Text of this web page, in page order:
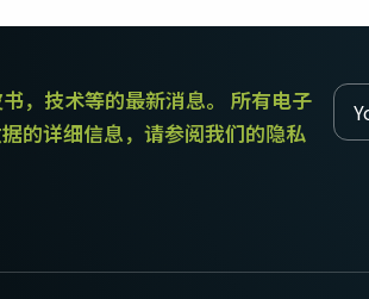
色
器线阵扫描相机同时具备高
扫描速度。分辨率最高可
JAI的棱镜技术提供的超高色彩
应用，三线相机可以提供出色的
线。该相机能够以SWIR光
镜技术，可为线阵扫描彩色成
，技术等的最新消息。 所有电子
的详细信息，请参阅我们的隐私